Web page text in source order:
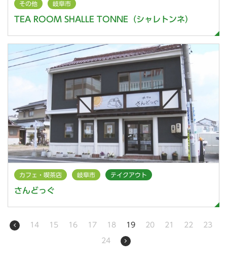
その他 岐阜市
TEA ROOM SHALLE TONNE（シャレトンネ）
カフェ・喫茶店 岐阜市 テイクアウト
さんどっぐ
14 15 16 17 18 19 20 21 22 23
24